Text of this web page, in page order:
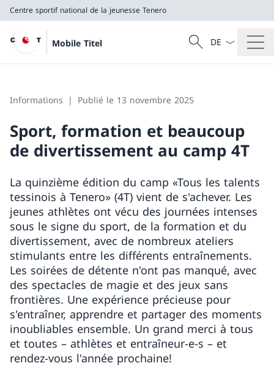
Centre sportif national de la jeunesse Tenero
Mobile Titel
Recherche
Recherche
La langue
Informations Publié le 13 novembre 2025
Sport, formation et beaucoup
de divertissement au camp 4T
La quinzième édition du camp «Tous les talents
tessinois à Tenero» (4T) vient de s'achever. Les
jeunes athlètes ont vécu des journées intenses
sous le signe du sport, de la formation et du
divertissement, avec de nombreux ateliers
stimulants entre les différents entraînements.
Les soirées de détente n'ont pas manqué, avec
des spectacles de magie et des jeux sans
frontières. Une expérience précieuse pour
s'entraîner, apprendre et partager des moments
inoubliables ensemble. Un grand merci à tous
et toutes – athlètes et entraîneur-e-s – et
rendez-vous l'année prochaine!